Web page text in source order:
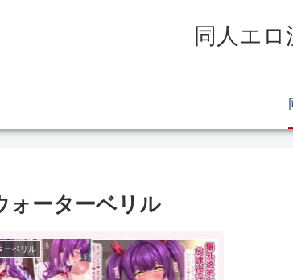
同人エ
ォーターベリル
ーベリル